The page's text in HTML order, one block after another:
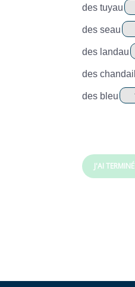
des tuyau
des seau
des landau
des chandail
des bleu
J'AI TERMINÉ